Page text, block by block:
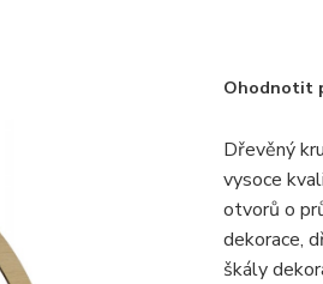
Ohodnotit
Dřevěný
vysoce
otvorů o
dekorace,
škály